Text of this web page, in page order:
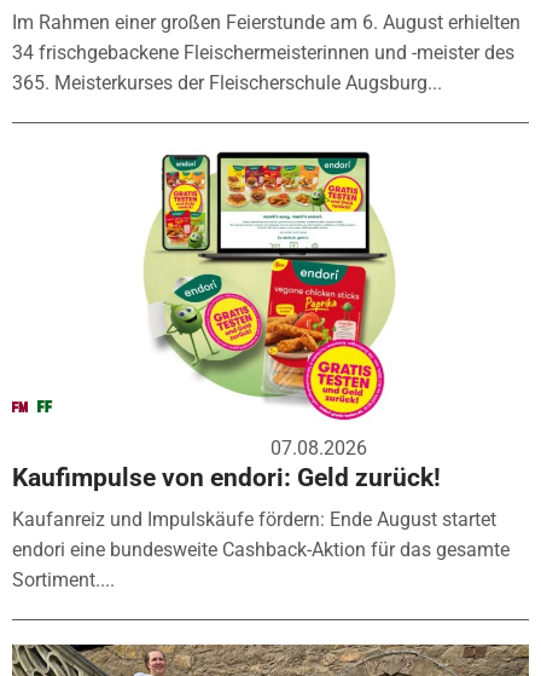
Im Rahmen einer großen Feierstunde am 6. August erhielten
34 frischgebackene Fleischermeisterinnen und -meister des
365. Meisterkurses der Fleischerschule Augsburg...
07.08.2026
Kaufimpulse von endori: Geld zurück!
Kaufanreiz und Impulskäufe fördern: Ende August startet
endori eine bundesweite Cashback-Aktion für das gesamte
Sortiment....